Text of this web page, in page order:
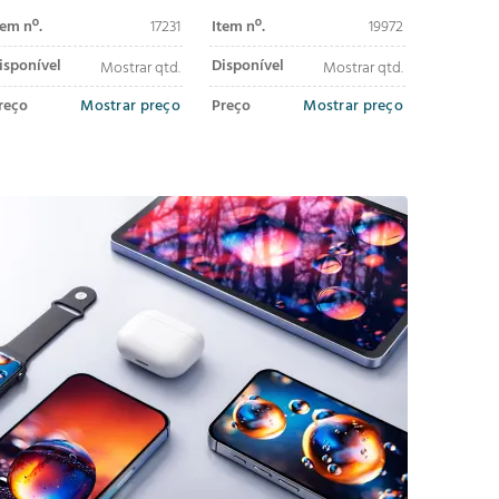
nº.
17231
Mostrar qtd.
Mostrar preço
Item nº.
19972
Disponível
Mostrar qtd.
Preço
Mostrar preço
carrinho